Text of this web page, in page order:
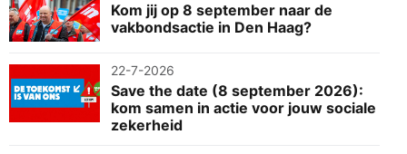
Kom jij op 8 september naar de
vakbondsactie in Den Haag?
22-7-2026
Save the date (8 september 2026):
kom samen in actie voor jouw sociale
zekerheid